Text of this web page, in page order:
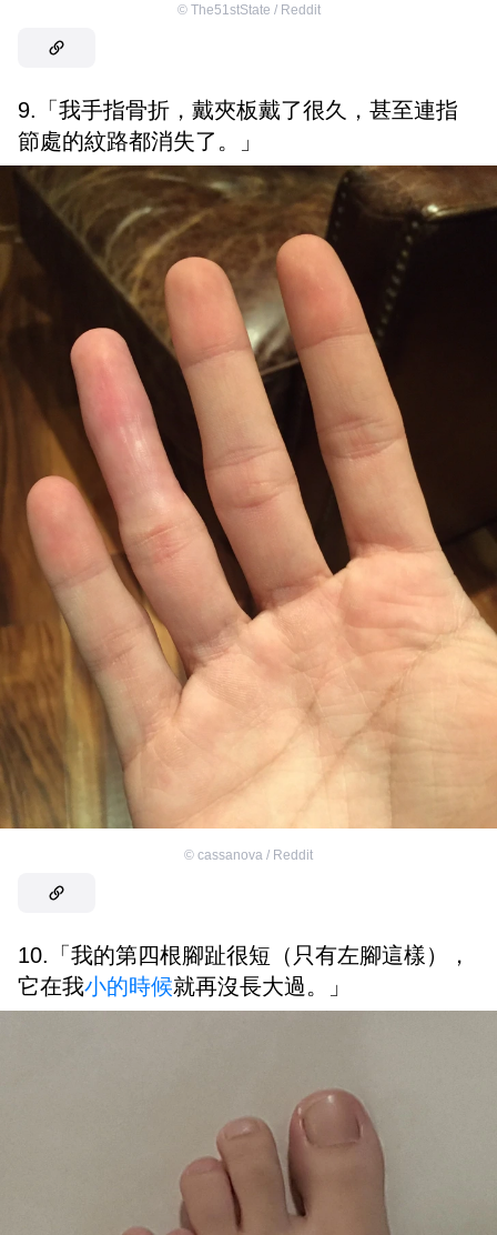
© The51stState / Reddit
9.「我手指骨折，戴夾板戴了很久，甚至連指
節處的紋路都消失了。」
© cassanova / Reddit
10.「我的第四根腳趾很短（只有左腳這樣），
它在我小的時候就再沒長大過。」